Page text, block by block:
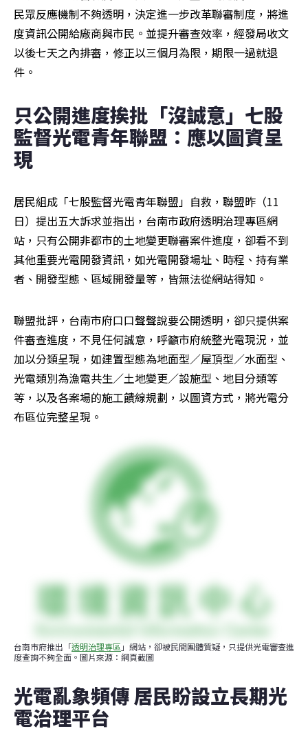
民眾反應機制不夠透明，決定進一步改革聯審制度，將進
度資訊公開給廠商與市民。並提升審查效率，經發局收文
以後七天之內排審，修正以三個月為限，期限一過就退
件。
只公開進度挨批「沒誠意」七股
監督光電青年聯盟：應以圖資呈
現
居民組成「七股監督光電青年聯盟」自救，聯盟昨（11
日）提出五大訴求並指出，台南市政府透明治理專區網
站，只有公開非都市的土地變更聯審案件進度，卻看不到
其他重要光電開發資訊，如光電開發場址、時程、持有業
者、開發型態、區域開發量等，皆無法從網站得知。
聯盟批評，台南市府口口聲聲說要公開透明，卻只提供案
件審查進度，不見任何誠意，呼籲市府統整光電現況，並
加以分類呈現，如建置型態為地面型／屋頂型／水面型、
光電類別為漁電共生／土地變更／設施型、地目分類等
等，以及各案場的施工饋線規劃，以圖資方式，將光電分
布區位完整呈現。
台南市府推出「透明治理專區 」網站，卻被民間團體質疑，只提供光電審查進
度查詢不夠全面。圖片來源：網頁截圖
光電亂象頻傳 居民盼設立長期光
電治理平台